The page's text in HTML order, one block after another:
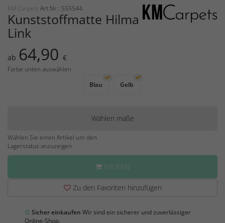
KM Carpets Art.Nr.: 555544
Kunststoffmatte Hilma
Link
ab 64,90 €
Farbe unten auswählen
Blau
Gelb
Wählen maße
Wählen Sie einen Artikel um den
Lagerstatus anzuzeigen.
KAUFEN
Zu den Favoriten hinzufügen
Sicher einkaufen Wir sind ein sicherer und zuverlässiger
Online-Shop.